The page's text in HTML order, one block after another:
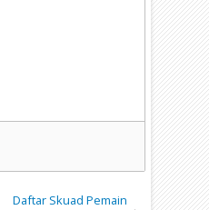
Daftar Skuad Pemain